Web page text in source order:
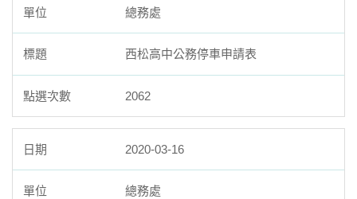
總務處
西松高中公務停車申請表
2062
2020-03-16
總務處